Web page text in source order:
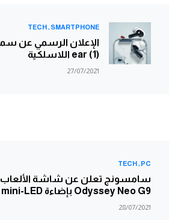
SMARTPHONE
TECH
ear (1) اللاسلكية
27/07/2021
PC
TECH
سامسونج تعلن عن شاشة الألعاب
Odyssey Neo G9 بإضاءة mini-LED
28/07/2021